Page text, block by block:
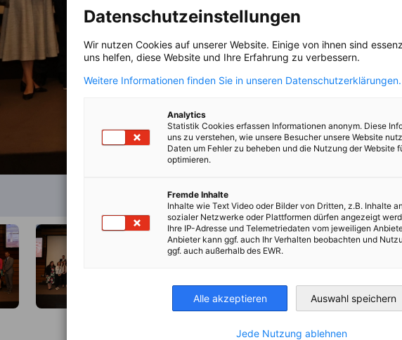
изображението
Описанието на изображението не е
© AHK Bulgarien
Datenschutzeinstellungen
Wir nutzen Cookies auf unserer Website. Einige von ihnen sind
uns helfen, diese Website und Ihre Erfahrung zu verbessern.
Weitere Informationen finden Sie in unseren Datenschutzerklärungen.
Analytics
Statistik Cookies erfassen Informationen anonym. Diese
uns zu verstehen, wie unsere Besucher unsere Website
Daten um Fehler zu beheben und die Nutzung der Website
optimieren.
Fremde Inhalte
Inhalte wie Text Video oder Bilder von Dritten, z.B. Inhalte
sozialer Netzwerke oder Plattformen dürfen angezeigt
Ihre IP-Adresse und Telemetriedaten vom jeweiligen
Anbieter kann ggf. auch Ihr Verhalten beobachten und
ggf. auch außerhalb des EWR.
Alle akzeptieren Auswahl speichern
Jede Nutzung ablehnen